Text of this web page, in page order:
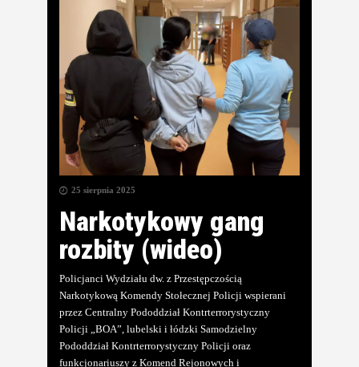
25 sierpnia 2025
Narkotykowy gang
rozbity (wideo)
Policjanci Wydziału dw. z Przestępczością
Narkotykową Komendy Stołecznej Policji wspierani
przez Centralny Pododdział Kontrterrorystyczny
Policji „BOA”, lubelski i łódzki Samodzielny
Pododdział Kontrterrorystyczny Policji oraz
funkcjonariuszy z Komend Rejonowych i